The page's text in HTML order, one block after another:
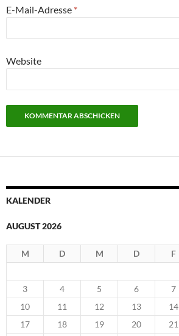
E-Mail-Adresse *
Website
KALENDER
AUGUST 2026
M D M D F
3
4 5 6 7
10
11 12 13 14
17
18 19 20 21